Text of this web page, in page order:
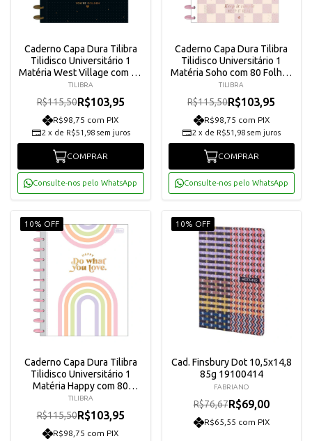
Caderno Capa Dura Tilibra
Tilidisco Universitário 1
Matéria West Village com 80
Folhas - 34136
TILIBRA
R$115,50R$103,95
R$98,75 com PIX
2 x de R$51,98 sem juros
COMPRAR
Consulte-nos pelo WhatsApp
Caderno Capa Dura Tilibra
Tilidisco Universitário 1
Matéria Soho com 80 Folhas
- 34286
TILIBRA
R$115,50R$103,95
R$98,75 com PIX
2 x de R$51,98 sem juros
COMPRAR
Consulte-nos pelo WhatsApp
10% OFF
Caderno Capa Dura Tilibra
Tilidisco Universitário 1
Matéria Happy com 80
Folhas - 34285
TILIBRA
R$115,50R$103,95
R$98,75 com PIX
10% OFF
Cad. Finsbury Dot 10,5x14,8
85g 19100414
FABRIANO
R$76,67R$69,00
R$65,55 com PIX